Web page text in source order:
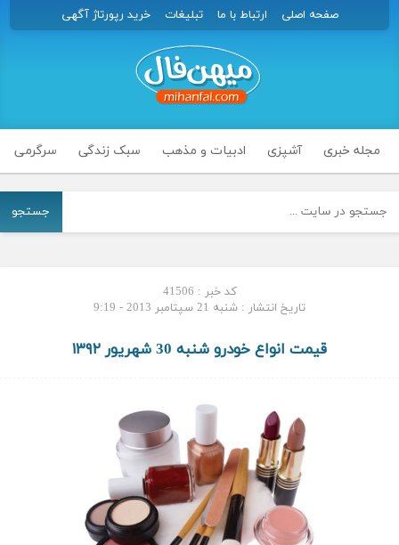
صفحه اصلی ارتباط با ما تبلیغات خرید رپورتاژ آگهی
مجله خبری آشپزی ادبیات و مذهب سبک زندگی سرگرمی
جستجو
کد خبر : 41506
تاریخ انتشار : شنبه 21 سپتامبر 2013 - 9:19
قیمت انواع خودرو شنبه 30 شهریور ۱۳۹۲